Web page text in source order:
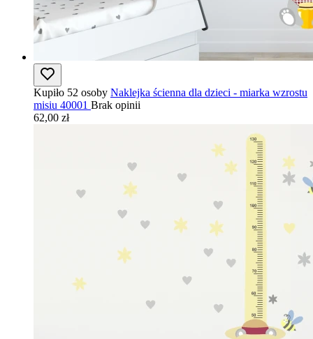
Kupiło 52 osoby Naklejka ścienna dla dzieci - miarka wzrostu
misiu 40001 Brak opinii
62,00 zł